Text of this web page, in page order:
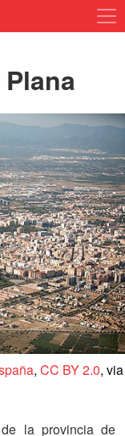
, CC BY 2.0, via
la provincia de